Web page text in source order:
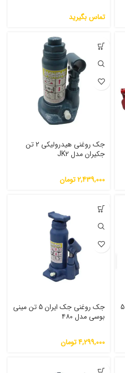
تماس بگیرید
جک روغنی هیدرولیکی 2 تن
جکیران مدل JK2
2,439,000تومان
جک روغنی هیدرولیکی جکیران 5
جک روغنی جک ایران 5 تن مینی
بوسی مدل ۴۸۰
4,299,000تومان